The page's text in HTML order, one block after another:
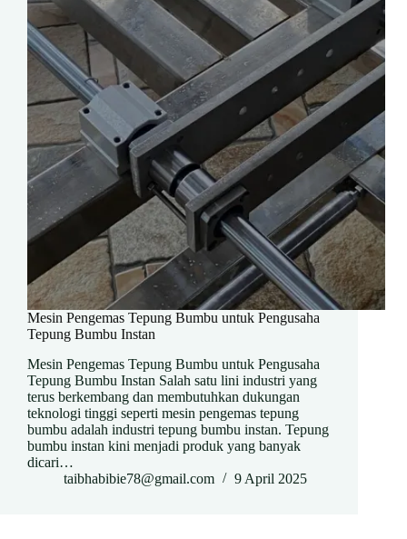
Mesin Pengemas Tepung Bumbu untuk Pengusaha
Tepung Bumbu Instan
Mesin Pengemas Tepung Bumbu untuk Pengusaha
Tepung Bumbu Instan Salah satu lini industri yang
terus berkembang dan membutuhkan dukungan
teknologi tinggi seperti mesin pengemas tepung
bumbu adalah industri tepung bumbu instan. Tepung
bumbu instan kini menjadi produk yang banyak
dicari…
taibhabibie78@gmail.com
9 April 2025